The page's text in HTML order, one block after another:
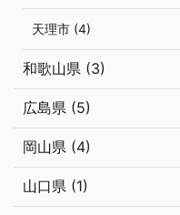
天理市 (4)
和歌山県 (3)
広島県 (5)
岡山県 (4)
山口県 (1)